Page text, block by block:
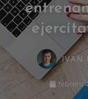
IVAN
febrero